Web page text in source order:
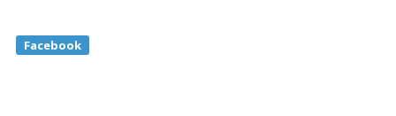
Facebook